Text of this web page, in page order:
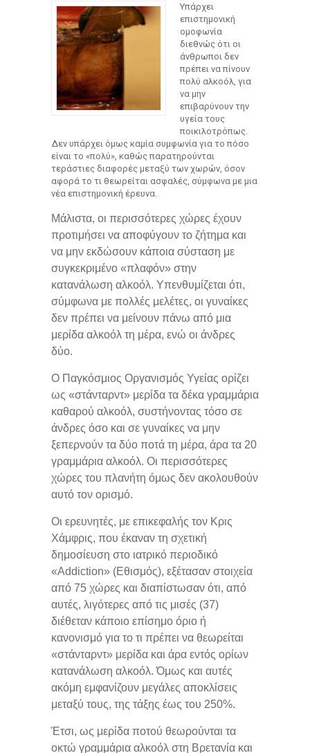
Υπάρχει
επιστημονική
ομοφωνία
διεθνώς ότι οι
άνθρωποι δεν
πρέπει να πίνουν
πολύ αλκοόλ, για
να μην
επιβαρύνουν την
υγεία τους
ποικιλοτρόπως.
Δεν υπάρχει όμως καμία συμφωνία για το πόσο
είναι το «πολύ», καθώς παρατηρούνται
τεράστιες διαφορές μεταξύ των χωρών, όσον
αφορά το τι θεωρείται ασφαλές, σύμφωνα με μια
νέα επιστημονική έρευνα.
Μάλιστα, οι περισσότερες χώρες έχουν
προτιμήσει να αποφύγουν το ζήτημα και
να μην εκδώσουν κάποια σύσταση με
συγκεκριμένο «πλαφόν» στην
κατανάλωση αλκοόλ. Υπενθυμίζεται ότι,
σύμφωνα με πολλές μελέτες, οι γυναίκες
δεν πρέπει να μείνουν πάνω από μια
μερίδα αλκοόλ τη μέρα, ενώ οι άνδρες
δύο.
Ο Παγκόσμιος Οργανισμός Υγείας ορίζει
ως «στάνταρντ» μερίδα τα δέκα γραμμάρια
καθαρού αλκοόλ, συστήνοντας τόσο σε
άνδρες όσο και σε γυναίκες να μην
ξεπερνούν τα δύο ποτά τη μέρα, άρα τα 20
γραμμάρια αλκοόλ. Οι περισσότερες
χώρες του πλανήτη όμως δεν ακολουθούν
αυτό τον ορισμό.
Οι ερευνητές, με επικεφαλής τον Κρις
Χάμφρις, που έκαναν τη σχετική
δημοσίευση στο ιατρικό περιοδικό
«Addiction» (Εθισμός), εξέτασαν στοιχεία
από 75 χώρες και διαπίστωσαν ότι, από
αυτές, λιγότερες από τις μισές (37)
διέθεταν κάποιο επίσημο όριο ή
κανονισμό για το τι πρέπει να θεωρείται
«στάνταρντ» μερίδα και άρα εντός ορίων
κατανάλωση αλκοόλ. Όμως και αυτές
ακόμη εμφανίζουν μεγάλες αποκλίσεις
μεταξύ τους, της τάξης έως του 250%.
Έτσι, ως μερίδα ποτού θεωρούνται τα
οκτώ γραμμάρια αλκοόλ στη Βρετανία και